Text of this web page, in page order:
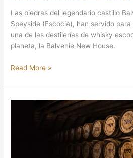
Las piedras del legendario castillo
Speyside (Escocia), han servido
una de las destilerías de whisky
planeta, la Balvenie New House.
Read More »
GLENROTHES: